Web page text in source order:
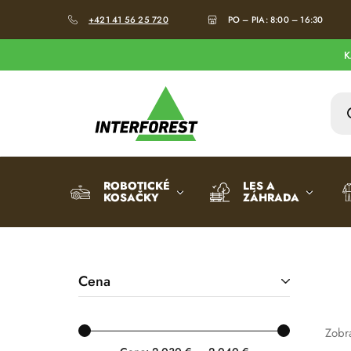
+421 41 56 25 720 PO – PIA: 8:00 – 16:30
Interforst.sk
Všetko
a
ROBOTICKÉ
KOSAČKY
LES A
ZÁHRADA
Cena